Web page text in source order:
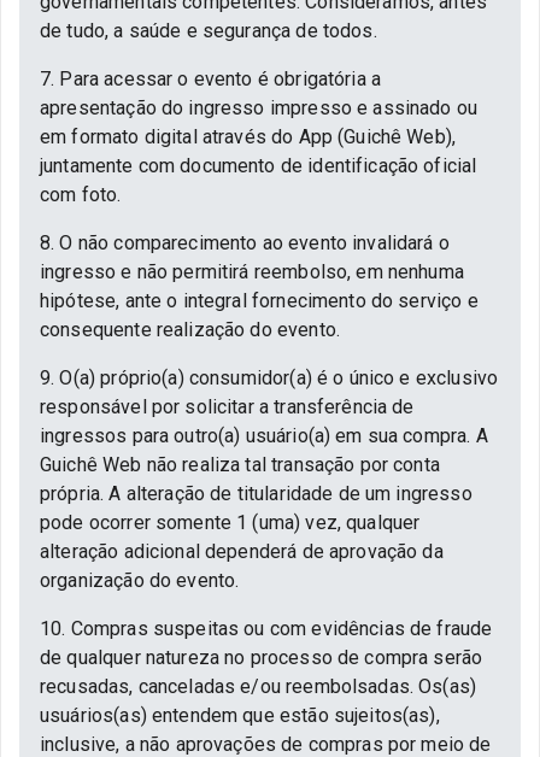
de tudo, a saúde e segurança de todos.
7. Para acessar o evento é obrigatória a
apresentação do ingresso impresso e assinado ou
em formato digital através do App (Guichê Web),
juntamente com documento de identificação oficial
com foto.
8. O não comparecimento ao evento invalidará o
ingresso e não permitirá reembolso, em nenhuma
hipótese, ante o integral fornecimento do serviço e
consequente realização do evento.
9. O(a) próprio(a) consumidor(a) é o único e exclusivo
responsável por solicitar a transferência de
ingressos para outro(a) usuário(a) em sua compra. A
Guichê Web não realiza tal transação por conta
própria. A alteração de titularidade de um ingresso
pode ocorrer somente 1 (uma) vez, qualquer
alteração adicional dependerá de aprovação da
organização do evento.
10. Compras suspeitas ou com evidências de fraude
de qualquer natureza no processo de compra serão
recusadas, canceladas e/ou reembolsadas. Os(as)
usuários(as) entendem que estão sujeitos(as),
inclusive, a não aprovações de compras por meio de